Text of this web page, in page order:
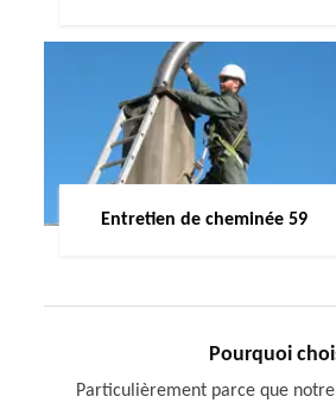
Entretien de cheminée 59
Pourquoi
Particulièrement parce que